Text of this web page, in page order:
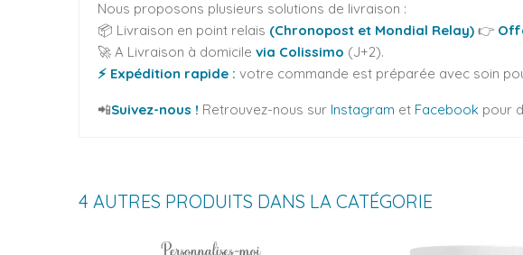
Nous proposons plusieurs solutions de livraison :
📦 Livraison en point relais (Chronopost et Mondial Relay) 👉
🚀 A Livraison à domicile via Colissimo (J+2).
⚡ Expédition rapide : votre commande est préparée avec soin
📲Suivez-nous ! Retrouvez-nous sur Instagram et Facebook pour
4 AUTRES PRODUITS DANS LA CATÉGORIE